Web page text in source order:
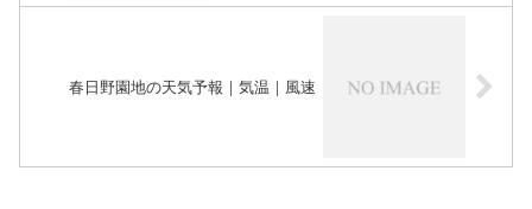
春日野園地の天気予報｜気温｜風速